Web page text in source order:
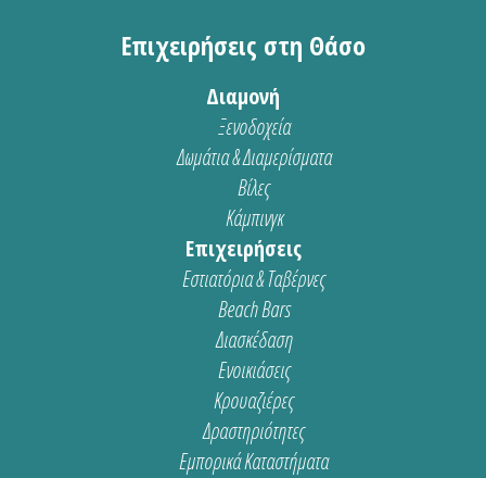
Επιχειρήσεις στη Θάσο
Διαμονή
Ξενοδοχεία
Δωμάτια & Διαμερίσματα
Βίλες
Κάμπινγκ
Επιχειρήσεις
Εστιατόρια & Ταβέρνες
Beach Bars
Διασκέδαση
Ενοικιάσεις
Κρουαζιέρες
Δραστηριότητες
Εμπορικά Καταστήματα